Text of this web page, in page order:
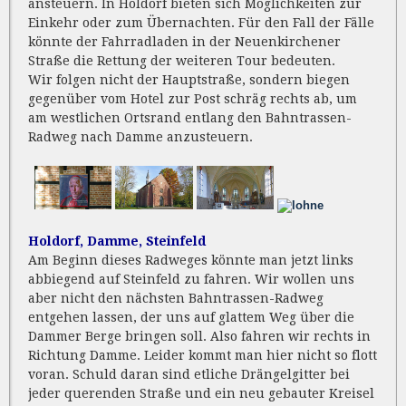
ansteuern. In Holdorf bieten sich Möglichkeiten zur
Einkehr oder zum Übernachten. Für den Fall der Fälle
könnte der Fahrradladen in der Neuenkirchener
Straße die Rettung der weiteren Tour bedeuten.
Wir folgen nicht der Hauptstraße, sondern biegen
gegenüber vom Hotel zur Post schräg rechts ab, um
am westlichen Ortsrand entlang den Bahntrassen-
Radweg nach Damme anzusteuern.
Holdorf, Damme, Steinfeld
Am Beginn dieses Radweges könnte man jetzt links
abbiegend auf Steinfeld zu fahren. Wir wollen uns
aber nicht den nächsten Bahntrassen-Radweg
entgehen lassen, der uns auf glattem Weg über die
Dammer Berge bringen soll. Also fahren wir rechts in
Richtung Damme. Leider kommt man hier nicht so flott
voran. Schuld daran sind etliche Drängelgitter bei
jeder querenden Straße und ein neu gebauter Kreisel